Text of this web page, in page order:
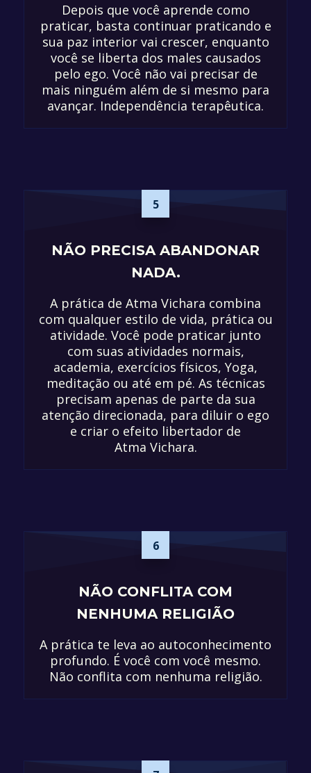
Depois que você aprende como
praticar, basta continuar praticando e
sua paz interior vai crescer, enquanto
você se liberta dos males causados
pelo ego. Você não vai precisar de
mais ninguém além de si mesmo para
avançar. Independência terapêutica.
5
NÃO PRECISA ABANDONAR
NADA.
A prática de Atma Vichara combina
com qualquer estilo de vida, prática ou
atividade. Você pode praticar junto
com suas atividades normais,
academia, exercícios físicos, Yoga,
meditação ou até em pé. As técnicas
precisam apenas de parte da sua
atenção direcionada, para diluir o ego
e criar o efeito libertador de
Atma Vichara.
6
NÃO CONFLITA COM
NENHUMA RELIGIÃO
A prática te leva ao autoconhecimento
profundo. É você com você mesmo.
Não conflita com nenhuma religião.